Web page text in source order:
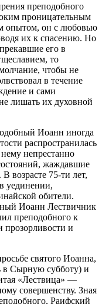
преподобного
проницательным
опытом, он с любовью
их к спасению. Но
его в
то
чтобы не
в течение
и сами
лишать их духовной
Иоанн иногда
распространилась
непрестанно
жаждавшие
возрасте 75-ти лет,
уединении,
обители.
Иоанн Лествичник
преподобного к
прозорливости и
святого Иоанна,
в Сырную субботу) и
«Лествица» —
совершенству. Зная
Раифский